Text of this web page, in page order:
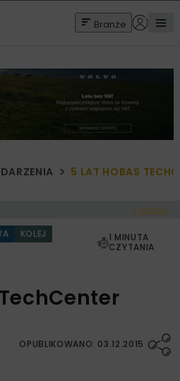
Branże
5 LAT HOBAS
< Cofnij
KOLEJ
1 MINUTA
CZYTANIA
OPUBLIKOWANO: 03.12.2015